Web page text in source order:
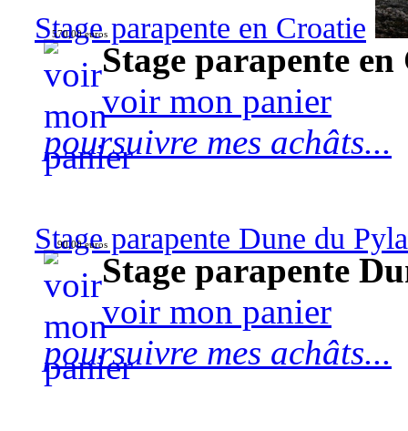
Stage parapente en Croatie
570,00 euros
Stage parapente
voir mon panier
poursuivre mes achâts...
Stage parapente Dune du
90,00 euros
Stage parapente
voir mon panier
poursuivre mes achâts...